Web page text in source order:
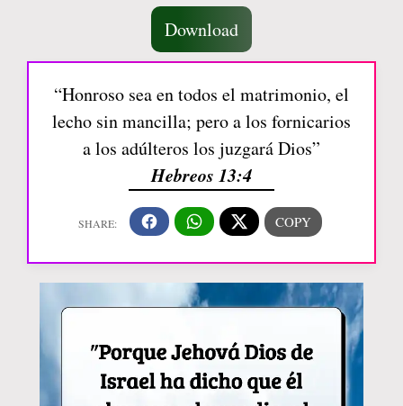
Download
“Honroso sea en todos el matrimonio, el
lecho sin mancilla; pero a los fornicarios
a los adúlteros los juzgará Dios”
Hebreos 13:4